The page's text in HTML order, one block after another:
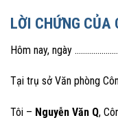
LỜI CHỨNG CỦA
Hôm nay, ngày
Tại trụ sở Văn phòng
Tôi – Nguyễn Văn Q,